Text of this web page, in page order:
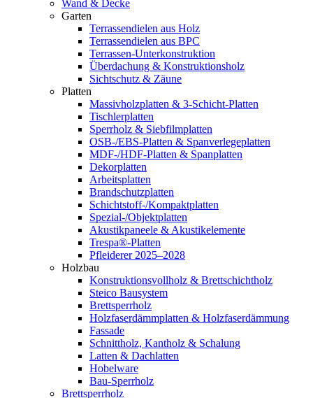
Wand & Decke
Garten
Terrassendielen aus Holz
Terrassendielen aus BPC
Terrassen-Unterkonstruktion
Überdachung & Konstruktionsholz
Sichtschutz & Zäune
Platten
Massivholzplatten & 3-Schicht-Platten
Tischlerplatten
Sperrholz & Siebfilmplatten
OSB-/EBS-Platten & Spanverlegeplatten
MDF-/HDF-Platten & Spanplatten
Dekorplatten
Arbeitsplatten
Brandschutzplatten
Schichtstoff-/Kompaktplatten
Spezial-/Objektplatten
Akustikpaneele & Akustikelemente
Trespa®-Platten
Pfleiderer 2025–2028
Holzbau
Konstruktionsvollholz & Brettschichtholz
Steico Bausystem
Brettsperrholz
Holzfaserdämmplatten & Holzfaserdämmung
Fassade
Schnittholz, Kantholz & Schalung
Latten & Dachlatten
Hobelware
Bau-Sperrholz
Brettsperrholz